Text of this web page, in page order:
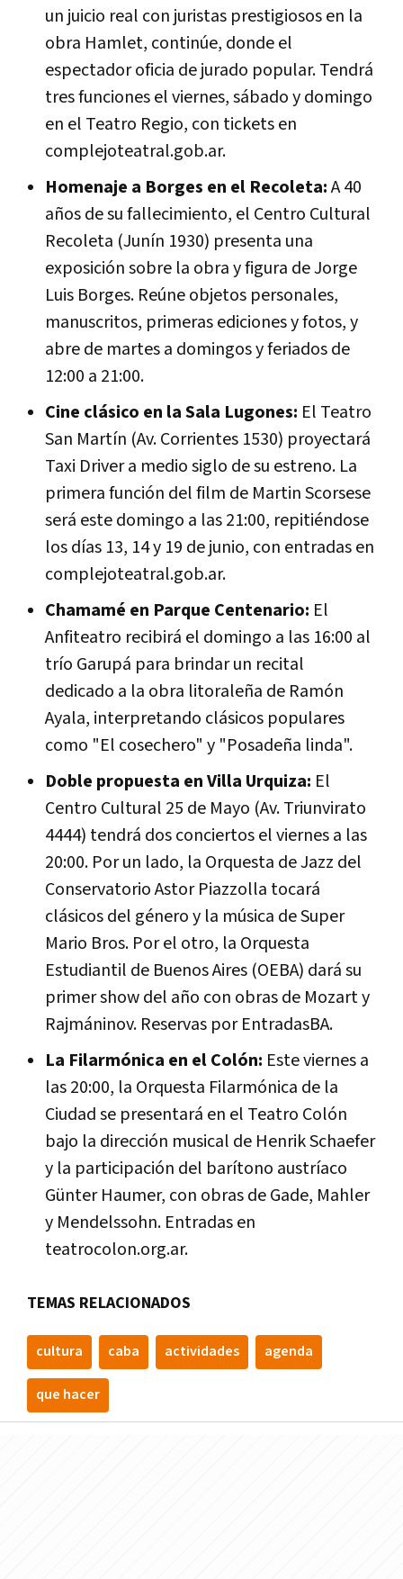
un juicio real con juristas prestigiosos en la
obra Hamlet, continúe, donde el
espectador oficia de jurado popular. Tendrá
tres funciones el viernes, sábado y domingo
en el Teatro Regio, con tickets en
complejoteatral.gob.ar.
Homenaje a Borges en el Recoleta:A 40
años de su fallecimiento, el Centro Cultural
Recoleta (Junín 1930) presenta una
exposición sobre la obra y figura de Jorge
Luis Borges. Reúne objetos personales,
manuscritos, primeras ediciones y fotos, y
abre de martes a domingos y feriados de
12:00 a 21:00.
Cine clásico en la Sala Lugones: El Teatro
San Martín (Av. Corrientes 1530) proyectará
Taxi Driver a medio siglo de su estreno. La
primera función del film de Martin Scorsese
será este domingo a las 21:00, repitiéndose
los días 13, 14 y 19 de junio, con entradas en
complejoteatral.gob.ar.
Chamamé en Parque Centenario: El
Anfiteatro recibirá el domingo a las 16:00 al
trío Garupá para brindar un recital
dedicado a la obra litoraleña de Ramón
Ayala, interpretando clásicos populares
como "El cosechero" y "Posadeña linda".
Doble propuesta en Villa Urquiza: El
Centro Cultural 25 de Mayo (Av. Triunvirato
4444) tendrá dos conciertos el viernes a las
20:00. Por un lado, la Orquesta de Jazz del
Conservatorio Astor Piazzolla tocará
clásicos del género y la música de Super
Mario Bros. Por el otro, la Orquesta
Estudiantil de Buenos Aires (OEBA) dará su
primer show del año con obras de Mozart y
Rajmáninov. Reservas por EntradasBA.
La Filarmónica en el Colón: Este viernes a
las 20:00, la Orquesta Filarmónica de la
Ciudad se presentará en el Teatro Colón
bajo la dirección musical de Henrik Schaefer
y la participación del barítono austríaco
Günter Haumer, con obras de Gade, Mahler
y Mendelssohn. Entradas en
teatrocolon.org.ar.
TEMAS RELACIONADOS
cultura caba actividades agenda
que hacer